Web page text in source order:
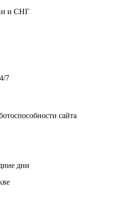
и СНГ
7
сайта
дни